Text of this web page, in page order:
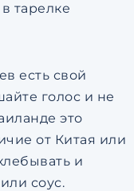
тарелке
есть свой
голос и не
это
от Китая или
и
соус.